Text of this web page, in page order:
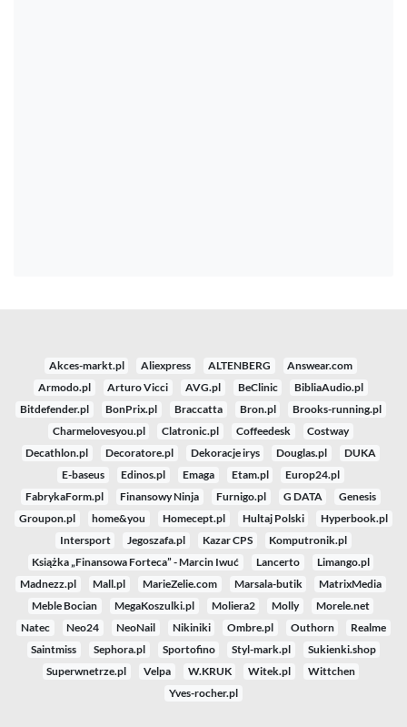
Akces-markt.pl Aliexpress ALTENBERG
Answear.com
Armodo.pl
Arturo Vicci AVG.pl BeClinic
BibliaAudio.pl
Bitdefender.pl
BonPrix.pl Braccatta Bron.pl
Brooks-running.pl
Charmelovesyou.pl
Clatronic.pl Coffeedesk
Costway
Decathlon.pl
Decoratore.pl Dekoracje irys Douglas.pl
DUKA
E-baseus
Edinos.pl Emaga Etam.pl
Europ24.pl
FabrykaForm.pl
Finansowy Ninja Furnigo.pl G DATA
Genesis
Groupon.pl
home&you Homecept.pl Hultaj Polski
Hyperbook.pl
Intersport
Jegoszafa.pl Kazar CPS
Komputronik.pl
Książka „Finansowa Forteca” - Marcin Iwuć
Lancerto
Limango.pl
Madnezz.pl
Mall.pl MarieZelie.com Marsala-butik
MatrixMedia
Meble Bocian
MegaKoszulki.pl Moliera2 Molly
Morele.net
Natec
Neo24 NeoNail Nikiniki Ombre.pl Outhorn
Realme
Saintmiss
Sephora.pl Sportofino Styl-mark.pl
Sukienki.shop
Superwnetrze.pl
Velpa W.KRUK Witek.pl
Wittchen
Yves-rocher.pl